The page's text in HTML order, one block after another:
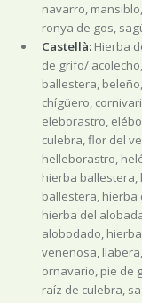
navarro,
ronya de gos,
Castellà:Hierba
de grifo/
ballestera,
chígüero,
eleborastro,
culebra, flor del
helleborastro,
hierba ballestera,
ballestera, hierba
hierba del
alobodado,
venenosa,
ornavario, pie de
raíz de culebra,